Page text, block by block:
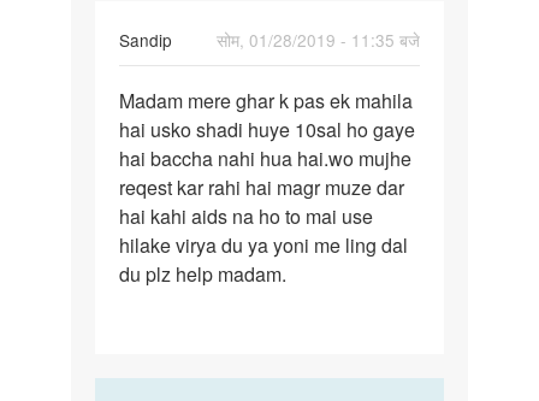
Sandip
सोम, 01/28/2019 - 11:35 बजे
Madam
mere
ghar
k
pas
ek…
Madam mere ghar k pas ek mahila
hai usko shadi huye 10sal ho gaye
hai baccha nahi hua hai.wo mujhe
reqest kar rahi hai magr muze dar
hai kahi aids na ho to mai use
hilake virya du ya yoni me ling dal
du plz help madam.